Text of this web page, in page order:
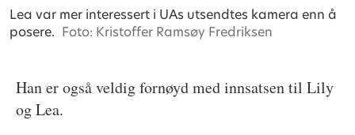
Lea var mer interessert i UAs utsendtes kamera enn å
posere. Foto: Kristoffer Ramsøy Fredriksen
Han er også veldig fornøyd med innsatsen til Lily
og Lea.